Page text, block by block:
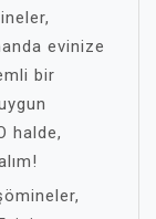
evinize
bir
halde,